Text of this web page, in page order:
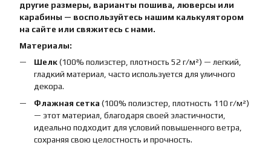
другие размеры, варианты пошива, люверсы или
карабины — воспользуйтесь нашим калькулятором
на сайте или свяжитесь с нами.
Материалы:
Шелк(100% полиэстер, плотность 52 г/м²) — легкий,
гладкий материал, часто используется для уличного
декора.
Флажная сетка (100% полиэстер, плотность 110 г/м²)
— этот материал, благодаря своей эластичности,
идеально подходит для условий повышенного ветра,
сохраняя свою целостность и прочность.